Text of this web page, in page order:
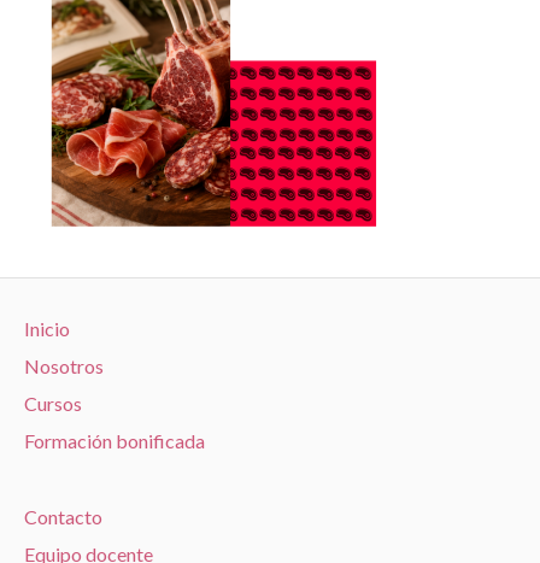
Inicio
Nosotros
Cursos
Formación bonificada
Contacto
Equipo docente